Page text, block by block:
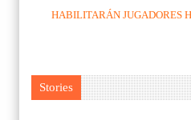
HABILITARÁN JUGADORES
Stories